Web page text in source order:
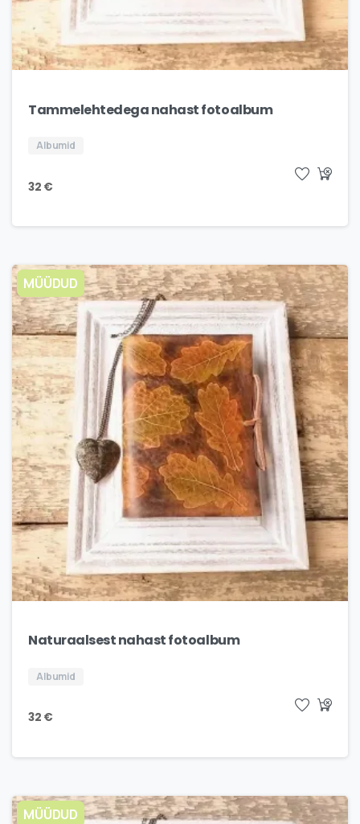
Tammelehtedega nahast fotoalbum
Albumid
32 €
MÜÜDUD
Naturaalsest nahast fotoalbum
Albumid
32 €
MÜÜDUD